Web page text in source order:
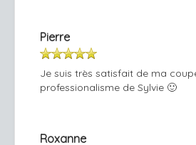
Pierre
Je suis très satisfait de ma
professionalisme de Sylvie 🙂
Roxanne